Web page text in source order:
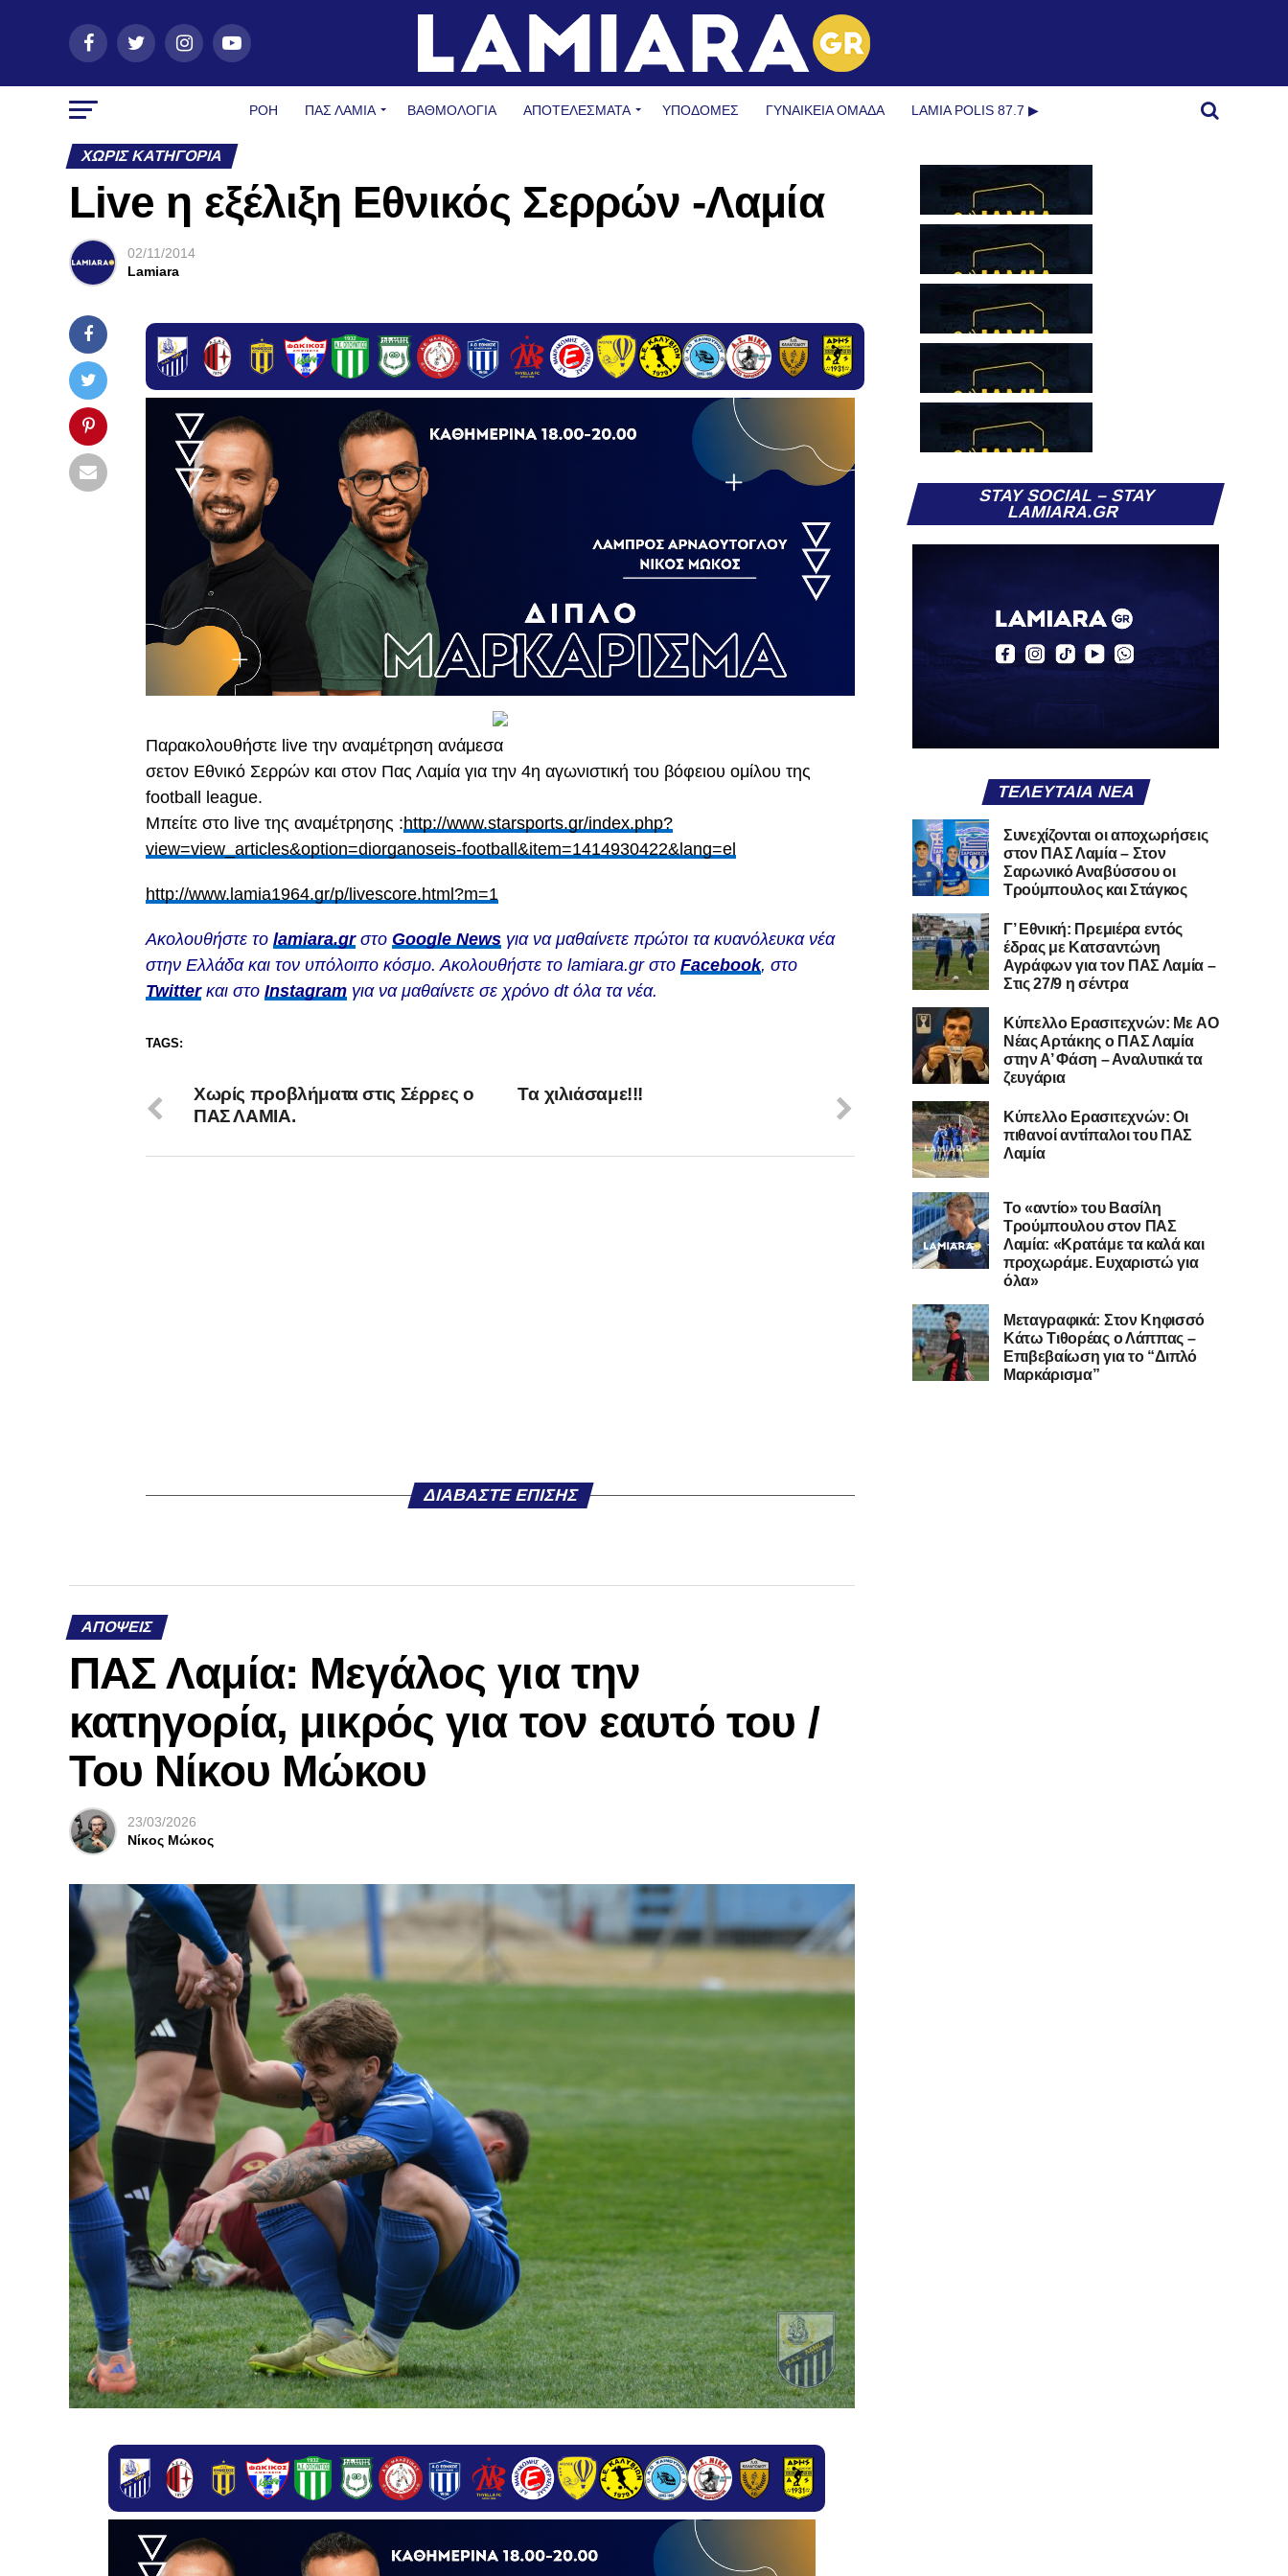
ΡΟΗ ΠΑΣ ΛΑΜΊΑ ΒΑΘΜΟΛΟΓΙΑ ΑΠΟΤΕΛΕΣΜΑΤΑ ΥΠΟΔΟΜΈΣ ΓΥΝΑΙΚΕΊΑ ΟΜΆΔΑ LAMIA POLIS 87.7 ▶︎
ΧΩΡΊΣ ΚΑΤΗΓΟΡΊΑ
Live η εξέλιξη Εθνικός Σερρών -Λαμία
02/11/2014
Lamiara
Παρακολουθήστε live την αναμέτρηση ανάμεσα
σετον Εθνικό Σερρών και στον Πας Λαμία για την 4η αγωνιστική του βόφειου ομίλου της
football league.
Μπείτε στο live της αναμέτρησης :http://www.starsports.gr/index.php?
view=view_articles&option=diorganoseis-football&item=1414930422&lang=el
http://www.lamia1964.gr/p/livescore.html?m=1
Ακολουθήστε το lamiara.grστο Google News για να μαθαίνετε πρώτοι τα κυανόλευκα νέα
στην Ελλάδα και τον υπόλοιπο κόσμο. Ακολουθήστε το lamiara.gr στο Facebook, στο
Twitterκαι στο Instagram για να μαθαίνετε σε χρόνο dt όλα τα νέα.
TAGS:
Tα χιλιάσαμε!!!
Χωρίς προβλήματα στις Σέρρες ο
ΠΑΣ ΛΑΜΙΑ.
ΔΙΑΒΆΣΤΕ ΕΠΊΣΗΣ
ΑΠΌΨΕΙΣ
ΠΑΣ Λαμία: Μεγάλος για την
κατηγορία, μικρός για τον εαυτό του /
Του Νίκου Μώκου
23/03/2026
Νίκος Μώκος
STAY SOCIAL – STAY
LAMIARA.GR
ΤΕΛΕΥΤΑΊΑ ΝΈΑ
Συνεχίζονται οι αποχωρήσεις
στον ΠΑΣ Λαμία – Στον
Σαρωνικό Αναβύσσου οι
Τρούμπουλος και Στάγκος
Γ’ Εθνική: Πρεμιέρα εντός
έδρας με Κατσαντώνη
Αγράφων για τον ΠΑΣ Λαμία –
Στις 27/9 η σέντρα
Kύπελλο Ερασιτεχνών: Με AO
Nέας Αρτάκης ο ΠΑΣ Λαμία
στην Α’ Φάση – Αναλυτικά τα
ζευγάρια
Κύπελλο Ερασιτεχνών: Οι
πιθανοί αντίπαλοι του ΠΑΣ
Λαμία
Το «αντίο» του Βασίλη
Τρούμπουλου στον ΠΑΣ
Λαμία: «Κρατάμε τα καλά και
προχωράμε. Ευχαριστώ για
όλα»
Μεταγραφικά: Στον Κηφισσό
Κάτω Τιθορέας ο Λάππας –
Επιβεβαίωση για το “Διπλό
Μαρκάρισμα”